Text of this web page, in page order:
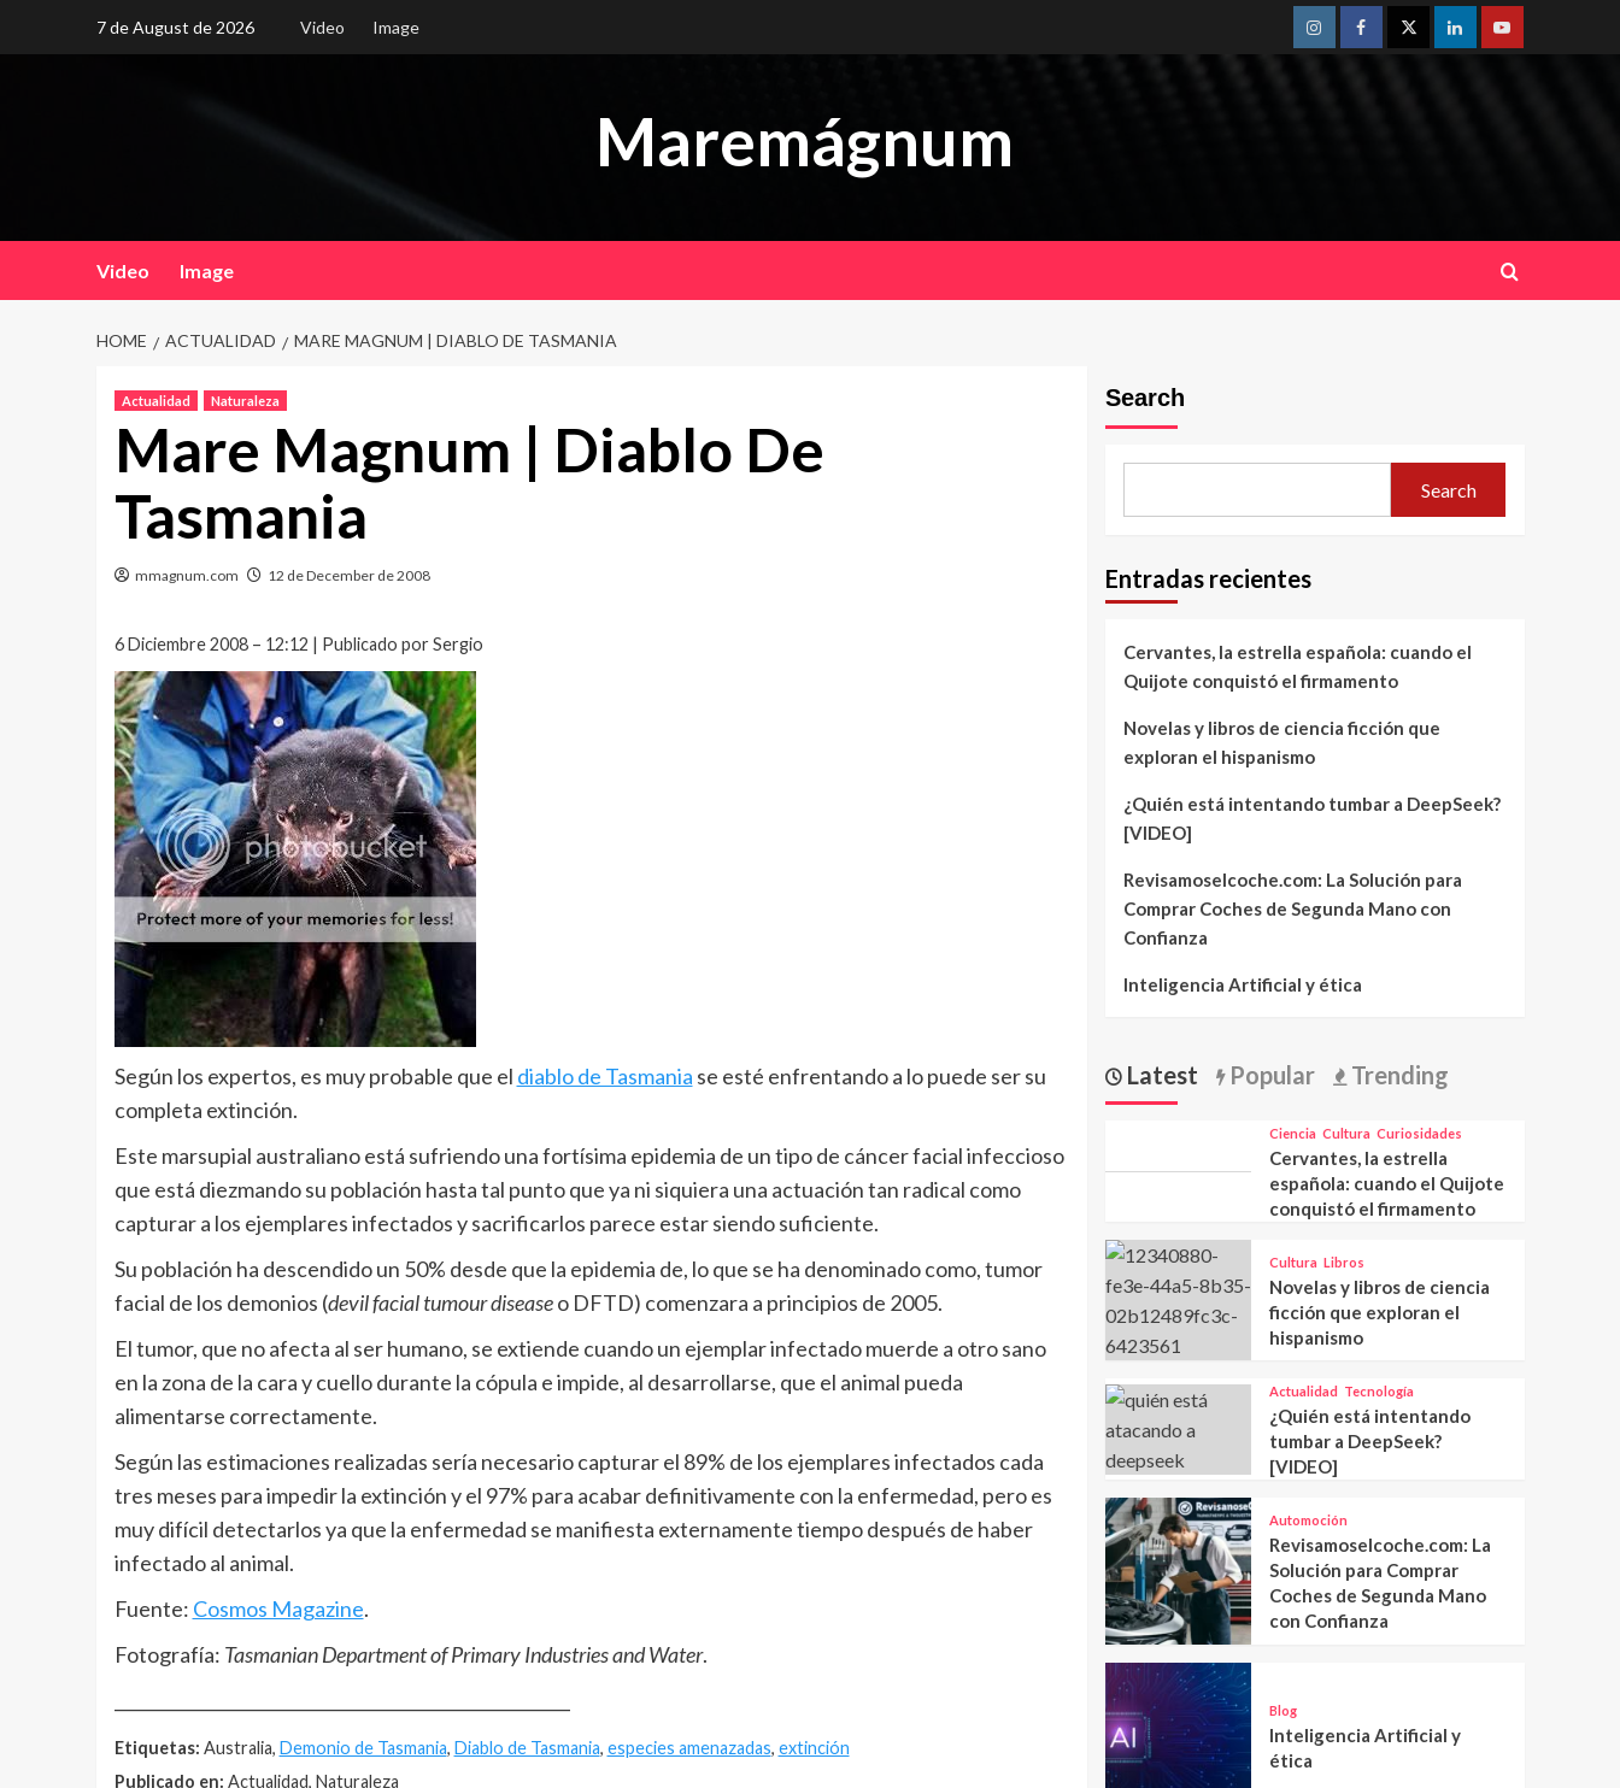
7 de August de 2026 Video Image
InstagramFacebookTwitterLinkedinYoutube
Maremágnum
Video Image
HOME ACTUALIDAD MARE MAGNUM | DIABLO DE TASMANIA
Actualidad Naturaleza
Mare Magnum | Diablo De
Tasmania
mmagnum.com 12 de December de 2008
6 Diciembre 2008 – 12:12 | Publicado por Sergio
Según los expertos, es muy probable que el diablo de Tasmania se esté enfrentando a lo puede ser su
completa extinción.
Este marsupial australiano está sufriendo una fortísima epidemia de un tipo de cáncer facial infeccioso
que está diezmando su población hasta tal punto que ya ni siquiera una actuación tan radical como
capturar a los ejemplares infectados y sacrificarlos parece estar siendo suficiente.
Su población ha descendido un 50% desde que la epidemia de, lo que se ha denominado como, tumor
facial de los demonios (devil facial tumour diseaseo DFTD) comenzara a principios de 2005.
El tumor, que no afecta al ser humano, se extiende cuando un ejemplar infectado muerde a otro sano
en la zona de la cara y cuello durante la cópula e impide, al desarrollarse, que el animal pueda
alimentarse correctamente.
Según las estimaciones realizadas sería necesario capturar el 89% de los ejemplares infectados cada
tres meses para impedir la extinción y el 97% para acabar definitivamente con la enfermedad, pero es
muy difícil detectarlos ya que la enfermedad se manifiesta externamente tiempo después de haber
infectado al animal.
Fuente: Cosmos Magazine.
Fotografía: Tasmanian Department of Primary Industries and Water.
Etiquetas: Australia, Demonio de Tasmania, Diablo de Tasmania, especies amenazadas, extinción
Publicado en: Actualidad, Naturaleza
Search
Search
Entradas recientes
Cervantes, la estrella española: cuando el
Quijote conquistó el firmamento
Novelas y libros de ciencia ficción que
exploran el hispanismo
¿Quién está intentando tumbar a DeepSeek?
[VIDEO]
Revisamoselcoche.com: La Solución para
Comprar Coches de Segunda Mano con
Confianza
Inteligencia Artificial y ética
Latest Popular Trending
Ciencia Cultura Curiosidades
Cervantes, la estrella
española: cuando el Quijote
conquistó el firmamento
Cultura Libros
Novelas y libros de ciencia
ficción que exploran el
hispanismo
Actualidad Tecnología
¿Quién está intentando
tumbar a DeepSeek?
[VIDEO]
Automoción
Revisamoselcoche.com: La
Solución para Comprar
Coches de Segunda Mano
con Confianza
Blog
Inteligencia Artificial y
ética